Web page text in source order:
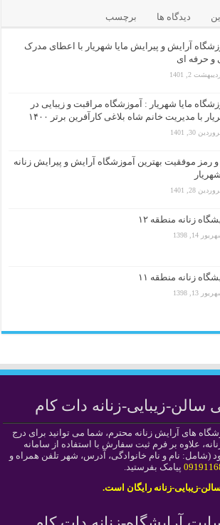
دیدگاه ها برچسب
آرایش و پیرایش مایا شهریار با اعطای مدرک
و حرفه ای
2, 1401
مایا شهریار : آموزشگاه مراقبت و زیبایی در
با مدیریت خانم شاه بلاغی کارآفرین برتر ۱۴۰۰
30, 1401
و رمز موفقیت بهترین آموزشگاه آرایش و پیرایش زنانه
28, 1401
زنانه منطقه ۱۲
14, 1398
زنانه منطقه ۱۱
13, 1398
سالن-زیبایی-زنانه دات کام
های آرایش زنانه محترم، شما می توانید برای درج
علاوه بر فرم ثبت سفارش با استفاده از سامانه
(شامل: نام و نام خانوادگی، آدرس، شهر تلفن همراه و
پیامک بفرستید.
زیبایی-زنانه رایگان است.